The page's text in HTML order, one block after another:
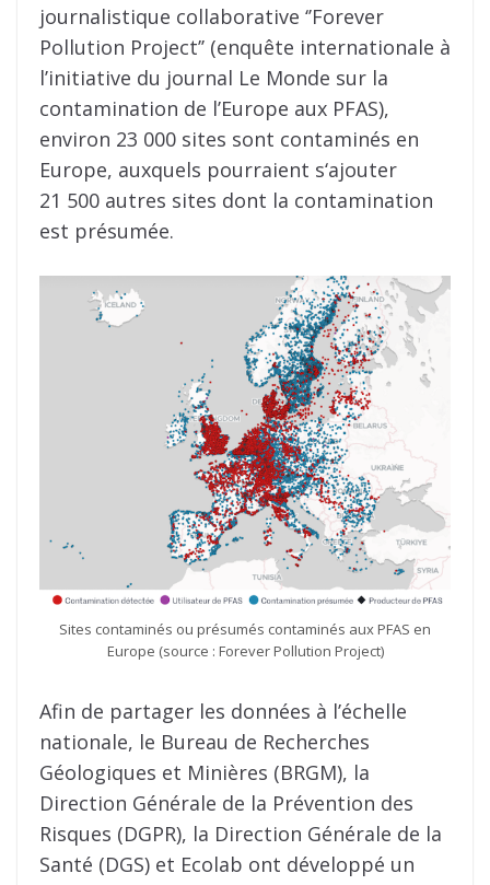
journalistique collaborative ‘’Forever
Pollution Project’’ (enquête internationale à
l’initiative du journal Le Monde sur la
contamination de l’Europe aux PFAS),
environ 23 000 sites sont contaminés en
Europe, auxquels pourraient s‘ajouter
21 500 autres sites dont la contamination
est présumée.
Sites contaminés ou présumés contaminés aux PFAS en
Europe (source : Forever Pollution Project)
Afin de partager les données à l’échelle
nationale, le Bureau de Recherches
Géologiques et Minières (BRGM), la
Direction Générale de la Prévention des
Risques (DGPR), la Direction Générale de la
Santé (DGS) et Ecolab ont développé un